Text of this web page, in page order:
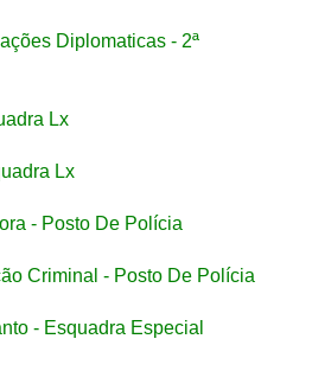
Diplomaticas - 2ª
Lx
Lx
- Posto De Polícia
Criminal - Posto De Polícia
- Esquadra Especial